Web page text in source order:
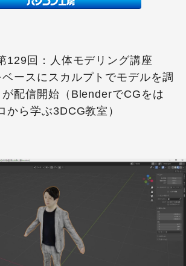
129回：人体モデリング講座
ベースにスカルプトでモデルを調
配信開始（BlenderでCGをは
から学ぶ3DCG教室）